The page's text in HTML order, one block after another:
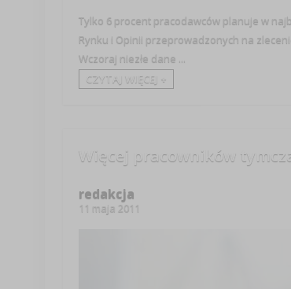
Tylko 6 procent pracodawców planuje w
Rynku i Opinii przeprowadzonych na
Wczoraj niezłe dane ...
CZYTAJ WIĘCEJ +
Więcej pracowników
redakcja
11 maja 2011